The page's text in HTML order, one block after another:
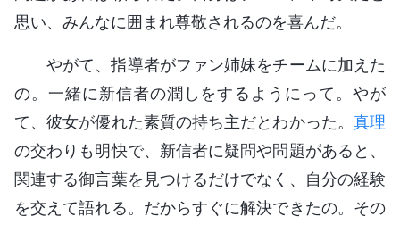
思い、みんなに囲まれ尊敬されるのを喜んだ。
やがて、指導者がファン姉妹をチームに加えた
の。一緒に新信者の潤しをするようにって。やが
て、彼女が優れた素質の持ち主だとわかった。 真理
の交わりも明快で、新信者に疑問や問題があると、
関連する御言葉を見つけるだけでなく、自分の経験
を交えて語れる。だからすぐに解決できたの。その